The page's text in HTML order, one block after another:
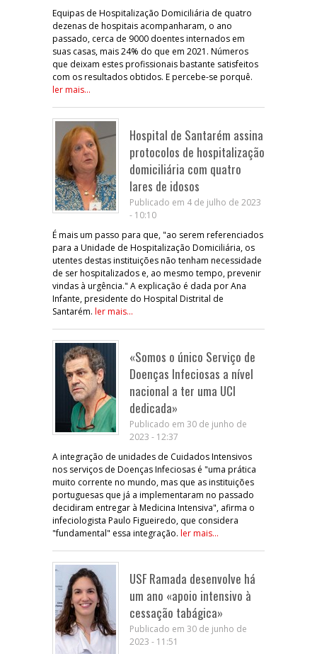
Equipas de Hospitalização Domiciliária de quatro
dezenas de hospitais acompanharam, o ano
passado, cerca de 9000 doentes internados em
suas casas, mais 24% do que em 2021. Números
que deixam estes profissionais bastante satisfeitos
com os resultados obtidos. E percebe-se porquê.
ler mais...
Hospital de Santarém assina
protocolos de hospitalização
domiciliária com quatro
lares de idosos
Publicado em 4 de julho de 2023
- 10:10
É mais um passo para que, "ao serem referenciados
para a Unidade de Hospitalização Domiciliária, os
utentes destas instituições não tenham necessidade
de ser hospitalizados e, ao mesmo tempo, prevenir
vindas à urgência." A explicação é dada por Ana
Infante, presidente do Hospital Distrital de
Santarém. ler mais...
«Somos o único Serviço de
Doenças Infeciosas a nível
nacional a ter uma UCI
dedicada»
Publicado em 30 de junho de
2023 - 12:37
A integração de unidades de Cuidados Intensivos
nos serviços de Doenças Infeciosas é "uma prática
muito corrente no mundo, mas que as instituições
portuguesas que já a implementaram no passado
decidiram entregar à Medicina Intensiva", afirma o
infeciologista Paulo Figueiredo, que considera
"fundamental" essa integração. ler mais...
USF Ramada desenvolve há
um ano «apoio intensivo à
cessação tabágica»
Publicado em 30 de junho de
2023 - 11:51